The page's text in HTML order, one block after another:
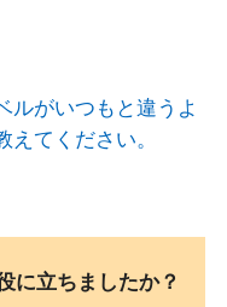
ルがいつもと違うよ
てください。
に立ちましたか？